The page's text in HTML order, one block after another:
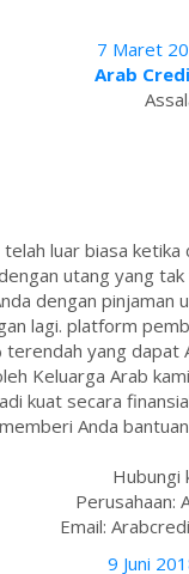
7 Maret
Arab
luar biasa
utang yang
dengan pinjaman
lagi. platform
yang dapat
Keluarga Arab
kuat secara
memberi Anda
Hubungi
Perusahaan:
Email:
9 Juni